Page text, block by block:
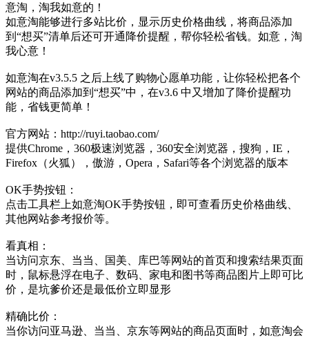
意淘，淘我如意的！
如意淘能够进行多站比价，显示历史价格曲线，将商品添加
到“想买”清单后还可开通降价提醒，帮你轻松省钱。如意，淘
我心意！
如意淘在v3.5.5 之后上线了购物心愿单功能，让你轻松把各个
网站的商品添加到“想买”中，在v3.6 中又增加了降价提醒功
能，省钱更简单！
官方网站：http://ruyi.taobao.com/
提供Chrome，360极速浏览器，360安全浏览器，搜狗，IE，
Firefox（火狐），傲游，Opera，Safari等各个浏览器的版本
OK手势按钮：
点击工具栏上如意淘OK手势按钮，即可查看历史价格曲线、
其他网站参考报价等。
看真相：
当访问京东、当当、国美、库巴等网站的首页和搜索结果页面
时，鼠标悬浮在电子、数码、家电和图书等商品图片上即可比
价，是坑爹价还是最低价立即显形
精确比价：
当你访问亚马逊、当当、京东等网站的商品页面时，如意淘会